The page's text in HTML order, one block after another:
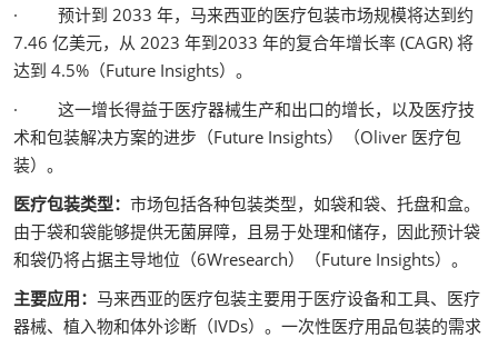
· 预计到 2033 年，马来西亚的医疗包装市场规模将达到约
7.46 亿美元，从 2023 年到2033 年的复合年增长率 (CAGR) 将
达到 4.5%（Future Insights）。
· 这一增长得益于医疗器械生产和出口的增长，以及医疗技
术和包装解决方案的进步（Future Insights）（Oliver 医疗包
装）。
医疗包装类型： 市场包括各种包装类型，如袋和袋、托盘和盒。
由于袋和袋能够提供无菌屏障，且易于处理和储存，因此预计袋
和袋仍将占据主导地位（6Wresearch）（Future Insights）。
主要应用： 马来西亚的医疗包装主要用于医疗设备和工具、医疗
器械、植入物和体外诊断（IVDs）。一次性医疗用品包装的需求